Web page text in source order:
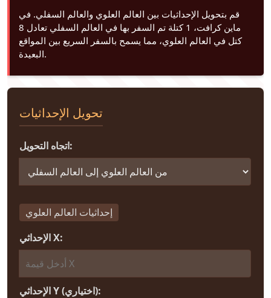
قم بتحويل الإحداثيات بين العالم العلوي والعالم السفلي. في
ماين كرافت، 1 كتلة تم السفر بها في العالم السفلي تعادل 8
كتل في العالم العلوي، مما يسمح بالسفر السريع بين المواقع
البعيدة.
تحويل الإحداثيات
اتجاه التحويل:
إحداثيات العالم العلوي
الإحداثي X:
الإحداثي Y (اختياري):